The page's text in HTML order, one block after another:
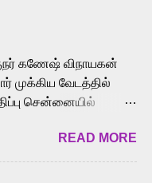
memorable
கணேஷ் விநாயகன்
முக்கிய வேடத்தில்
சென்னையில்
கிருத்திகா,
ஒளிப்பதிவு
லால்குடி
READ MORE